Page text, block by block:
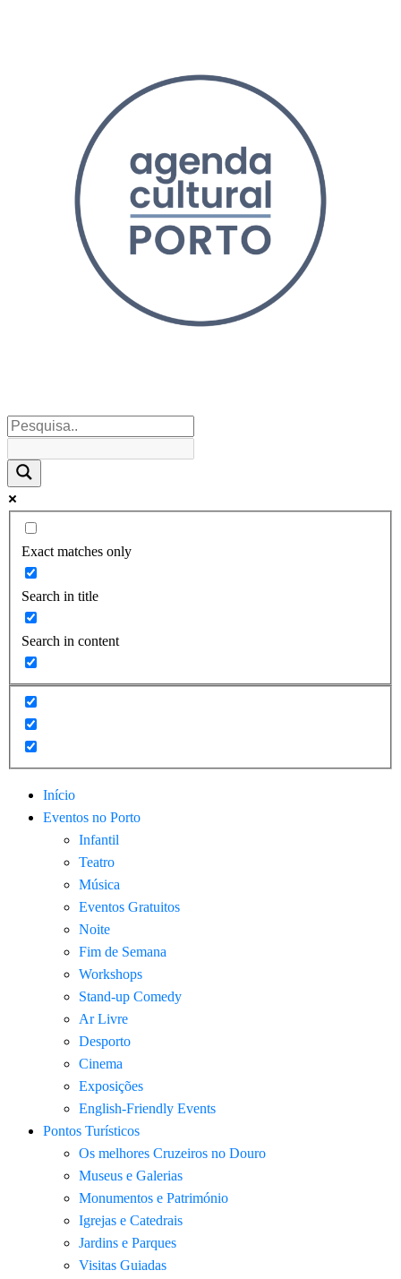
Exact matches only
Search in title
Search in content
Início
Eventos no Porto
Infantil
Teatro
Música
Eventos Gratuitos
Noite
Fim de Semana
Workshops
Stand-up Comedy
Ar Livre
Desporto
Cinema
Exposições
English-Friendly Events
Pontos Turísticos
Os melhores Cruzeiros no Douro​
Museus e Galerias
Monumentos e Património
Igrejas e Catedrais
Jardins e Parques
Visitas Guiadas